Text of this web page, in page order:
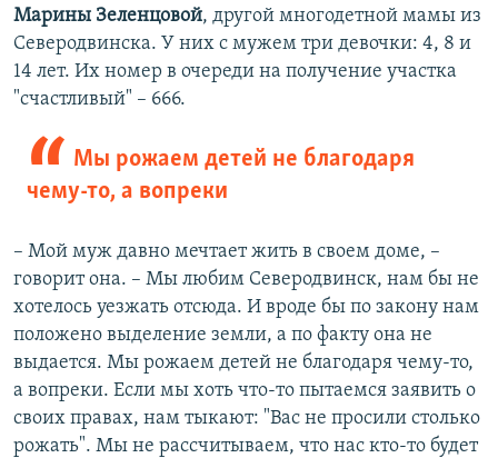
Марины Зеленцовой, другой многодетной мамы из
Северодвинска. У них с мужем три девочки: 4, 8 и
14 лет. Их номер в очереди на получение участка
"счастливый" – 666.
Мы рожаем детей не благодаря
чему-то, а вопреки
– Мой муж давно мечтает жить в своем доме, –
говорит она. – Мы любим Северодвинск, нам бы не
хотелось уезжать отсюда. И вроде бы по закону нам
положено выделение земли, а по факту она не
выдается. Мы рожаем детей не благодаря чему-то,
а вопреки. Если мы хоть что-то пытаемся заявить о
своих правах, нам тыкают: "Вас не просили столько
рожать". Мы не рассчитываем, что нас кто-то будет